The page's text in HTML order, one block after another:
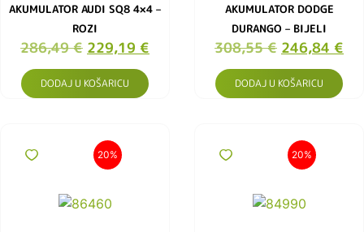
AKUMULATOR AUDI SQ8 4×4 –
ROZI
286,49€ 229,19 €
DODAJ U KOŠARICU
AKUMULATOR DODGE
DURANGO – BIJELI
308,55€ 246,84 €
DODAJ U KOŠARICU
20% 20%